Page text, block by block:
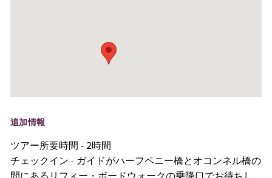
追加情報
ツアー所要時間 - 2時間
チェックイン - ガイドがハーフペニー橋とオコンネル橋の
間にあるリフィー・ボードウォークの乗降口でお待ちし